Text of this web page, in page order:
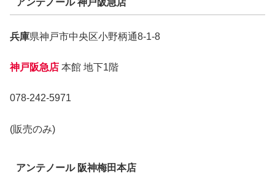
兵庫県神戸市中央区小野柄通8-1-8
神戸阪急店 本館 地下1階
078-242-5971
(販売のみ)
アンテノール 阪神梅田本店